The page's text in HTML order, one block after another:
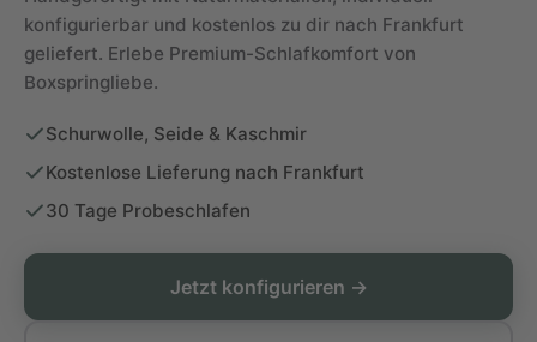
konfigurierbar und kostenlos zu dir nach Frankfurt
geliefert. Erlebe Premium-Schlafkomfort von
Boxspringliebe.
Schurwolle, Seide & Kaschmir
Kostenlose Lieferung nach Frankfurt
30 Tage Probeschlafen
Jetzt konfigurieren →